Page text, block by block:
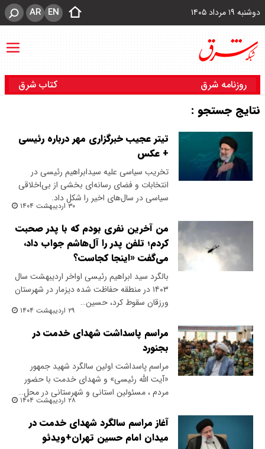
دوشنبه ۱۹ مرداد ۱۴۰۵ EN
AR
روزنامه شرق کتاب شرق
نتایج جستجو :
تیتر عجیب خبرگزاری مهر درباره رئیسی
+ عکس
تخریب سیاسی علیه سیدابراهیم رئیسی در
انتخابات و فضای رسانه‌ای بخشی از بی‌اخلاقی
سیاسی در سال‌های اخیر را شکل داد.
۳۰ اردیبهشت ۱۴۰۴
من آخرین نفری بودم که با پدر صحبت
کردم؛ تلفن پدر را آل‌هاشم جواب داد،
می‌گفت «اینجا کجاست؟
بالگرد سید ابراهیم رئیسی اواخر اردیبهشت سال
۱۴۰۳ در منطقه حفاظت شده دیزمار در شهرستان
ورزقان سقوط کرد، حسین…
۲۹ اردیبهشت ۱۴۰۴
مراسم پاسداشت شهدای خدمت در
بجنورد
مراسم پاسداشت اولین سالگرد شهید جمهور
«آیت الله رئیسی» و شهدای خدمت با حضور
مردم ، مسئولین استانی و شهرستانی در محل…
۲۸ اردیبهشت ۱۴۰۴
آغاز مراسم سالگرد شهدای خدمت در
میدان امام حسین تهران+ویدئو